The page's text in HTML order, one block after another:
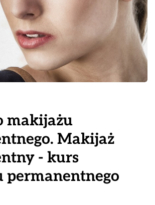
makijażu
Makijaż
- kurs
permanentnego